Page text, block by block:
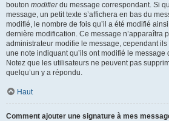
bouton modifierdu message correspondant. Si
message, un petit texte s’affichera en bas du
modifié, le nombre de fois qu’il a été modifié
dernière modification. Ce message n’apparaîtra
administrateur modifie le message, cependant
une note indiquant qu’ils ont modifié le
Notez que les utilisateurs ne peuvent pas
quelqu’un y a répondu.
Haut
Comment ajouter une signature à mes